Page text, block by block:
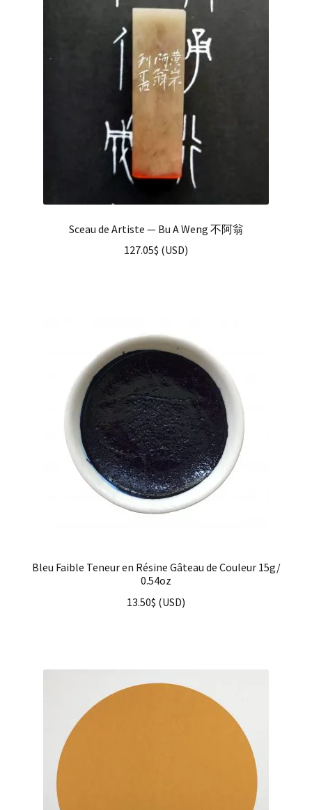
Sceau de Artiste — Bu A Weng 不阿翁
127.05$ (USD)
Bleu Faible Teneur en Résine Gâteau de Couleur 15g/
0.54oz
13.50$ (USD)